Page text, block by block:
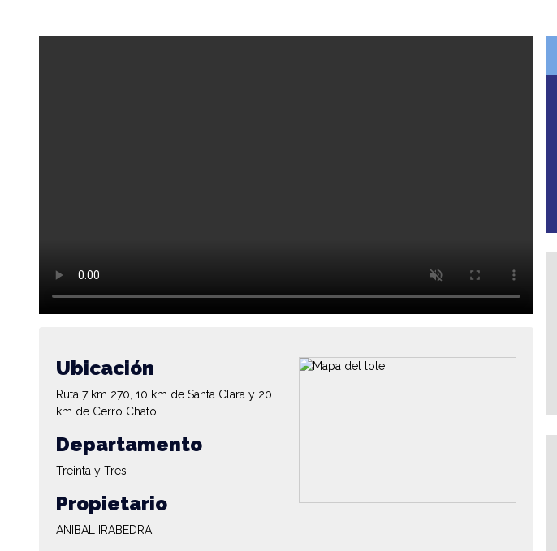
Ubicación
Ruta 7 km 270, 10 km de Santa Clara y 20
km de Cerro Chato
Departamento
Treinta y Tres
Propietario
ANIBAL IRABEDRA